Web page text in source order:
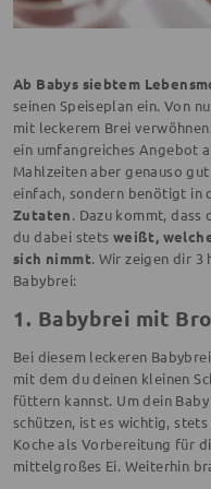
Ab Babys siebtem
seinen Speiseplan ein. Von
mit leckerem Brei
ein umfangreiches Angebot
Mahlzeiten aber genauso
einfach, sondern benötigt in
Zutaten. Dazu kommt, dass
du dabei stets weißt,
sich nimmt. Wir zeigen dir 3
Babybrei:
1. Babybrei mit
Bei diesem leckeren
mit dem du deinen kleinen
füttern kannst. Um dein
schützen, ist es wichtig, stets
Koche als Vorbereitung für
mittelgroßes Ei. Weiterhin